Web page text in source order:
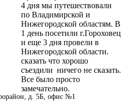
4 дня мы путешествовали
по Владимирской и
Нижегородской областям. В
1 день посетили г.Гороховец
и еще 3 дня провели в
Нижегородской области.
сказать что хорошо
съездили ничего не сказать.
Все было просто
замечательно.
д. 5Б, офис №1